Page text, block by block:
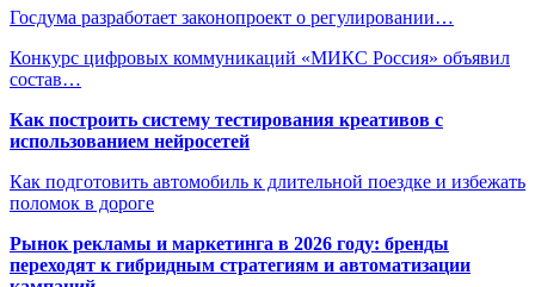
Госдума разработает законопроект о регулировании…
Конкурс цифровых коммуникаций «МИКС Россия» объявил
состав…
Как построить систему тестирования креативов с
использованием нейросетей
Как подготовить автомобиль к длительной поездке и избежать
поломок в дороге
Рынок рекламы и маркетинга в 2026 году: бренды
переходят к гибридным стратегиям и автоматизации